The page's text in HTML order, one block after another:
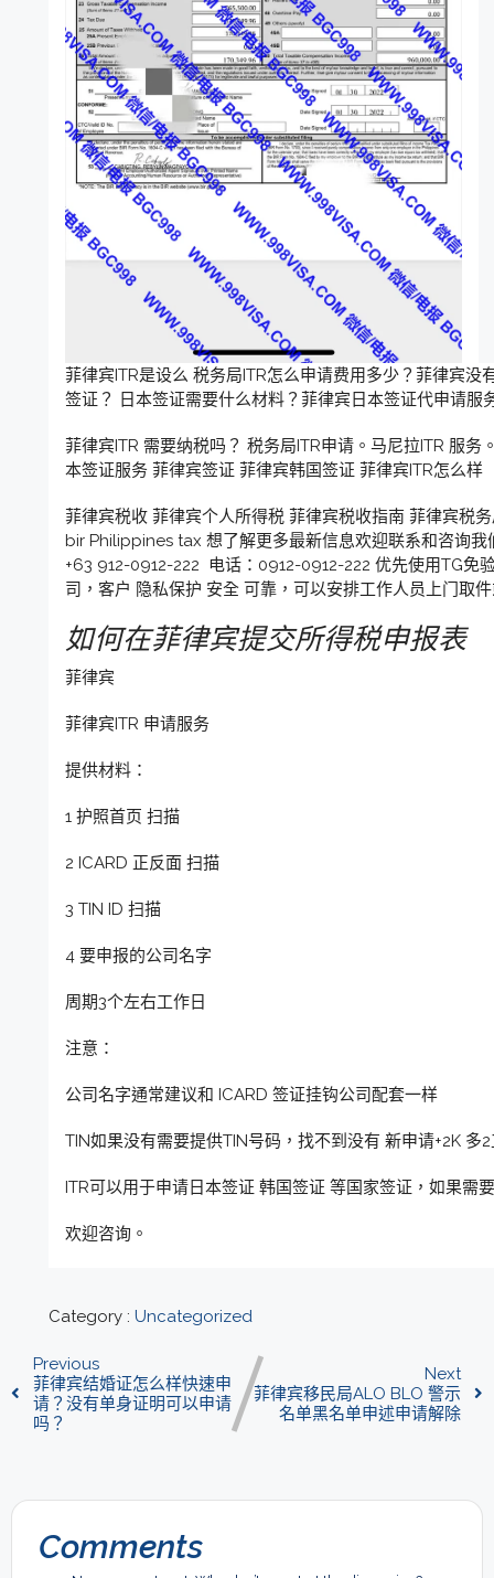
菲律宾ITR是设么 税务局ITR怎么申请费用多少？菲律宾
签证？ 日本签证需要什么材料？菲律宾日本签证代申请服
菲律宾ITR 需要纳税吗？ 税务局ITR申请。马尼拉ITR 服
本签证服务 菲律宾签证 菲律宾韩国签证 菲律宾ITR怎么样
菲律宾税收 菲律宾个人所得税 菲律宾税收指南 菲律宾税
bir Philippines tax 想了解更多最新信息欢迎联系和咨询
+63 912-0912-222 电话：0912-0912-222 优先使用TG免
司，客户 隐私保护 安全 可靠，可以安排工作人员上门取
如何在菲律宾提交所得税申报表
菲律宾
菲律宾ITR 申请服务
提供材料：
1 护照首页 扫描
2 ICARD 正反面 扫描
3 TIN ID 扫描
4 要申报的公司名字
周期3个左右工作日
注意：
公司名字通常建议和 ICARD 签证挂钩公司配套一样
TIN如果没有需要提供TIN号码，找不到没有 新申请+2K 多
ITR可以用于申请日本签证 韩国签证 等国家签证，如果需
欢迎咨询。
Category : Uncategorized
Previous
菲律宾结婚证怎么样快速申
请？没有单身证明可以申请
吗？
Next
菲律宾移民局ALO BLO 警示
名单黑名单申述申请解除
Comments